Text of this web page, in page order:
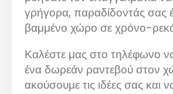
γρήγορα, παραδίδοντάς σας
βαμμένο χώρο σε χρόνο-
Καλέστε μας στο τηλέφωνο
ένα δωρεάν ραντεβού στον
ακούσουμε τις ιδέες σας και